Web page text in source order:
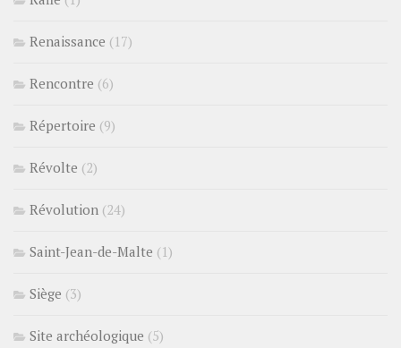
Renaissance (17)
Rencontre (6)
Répertoire (9)
Révolte (2)
Révolution (24)
Saint-Jean-de-Malte (1)
Siège (3)
Site archéologique (5)